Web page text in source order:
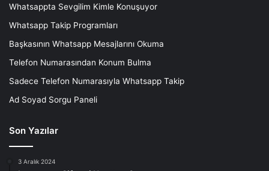
Whatsappta Sevgilim Kimle Konuşuyor
Whatsapp Takip Programları
Başkasının Whatsapp Mesajlarını Okuma
Telefon Numarasından Konum Bulma
Sadece Telefon Numarasıyla Whatsapp Takip
Ad Soyad Sorgu Paneli
Son Yazılar
3 Aralık 2024